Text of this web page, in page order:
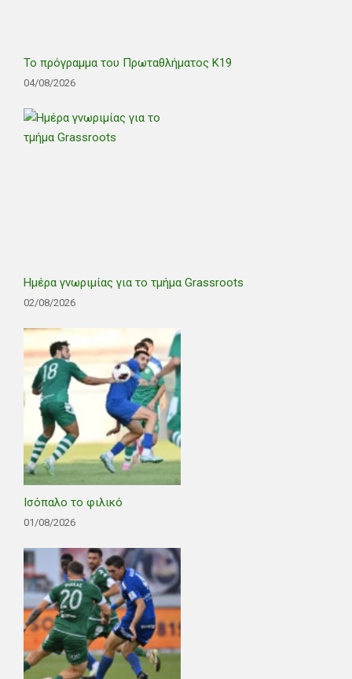
Το πρόγραμμα του Πρωταθλήματος Κ19
04/08/2026
Ημέρα γνωριμίας για το τμήμα Grassroots
02/08/2026
Ισόπαλο το φιλικό
01/08/2026